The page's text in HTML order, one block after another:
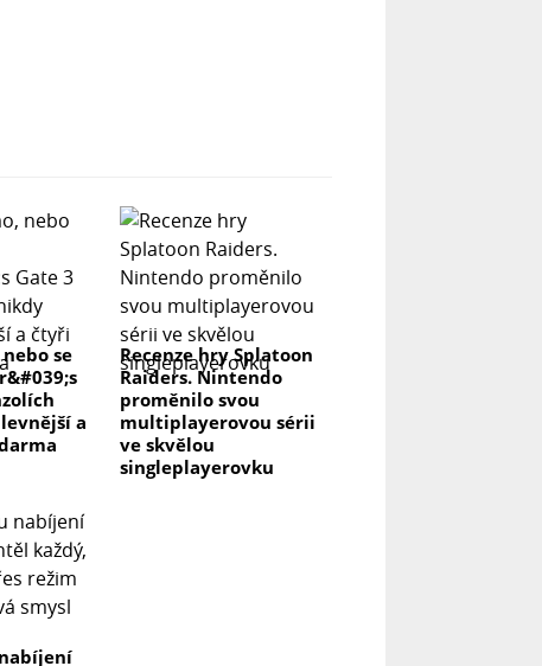
se
a
Recenze hry Splatoon
Raiders. Nintendo
proměnilo svou
multiplayerovou sérii
ve skvělou
singleplayerovku